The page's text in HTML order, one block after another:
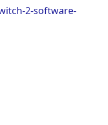
2-software-